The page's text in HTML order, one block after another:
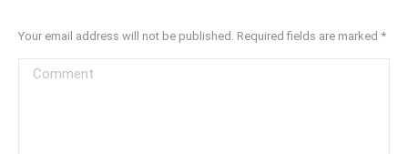
Your email address will not be published. Required fields are marked *
Comment